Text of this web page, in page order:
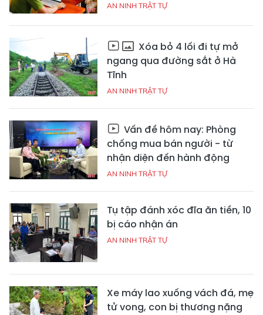
AN NINH TRẬT TỰ
Xóa bỏ 4 lối đi tự mở
ngang qua đường sắt ở Hà
Tĩnh
AN NINH TRẬT TỰ
Vấn đề hôm nay: Phòng
chống mua bán người - từ
nhận diện đến hành động
AN NINH TRẬT TỰ
Tụ tập đánh xóc đĩa ăn tiền, 10
bị cáo nhận án
AN NINH TRẬT TỰ
Xe máy lao xuống vách đá, mẹ
tử vong, con bị thương nặng